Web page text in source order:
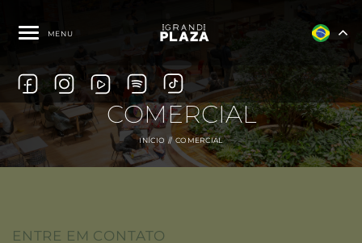
MENU
COMERCIAL
INÍCIO COMERCIAL
ENTRE EM CONTATO